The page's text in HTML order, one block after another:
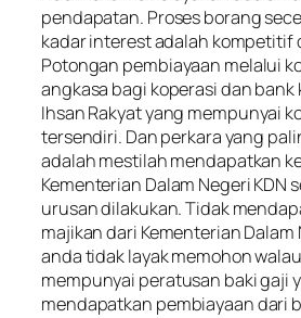
pendapatan. Proses borang
kadar interest adalah kompetitif
Potongan pembiayaan melalui
angkasa bagi koperasi dan bank
Ihsan Rakyat yang mempunyai
tersendiri. Dan perkara yang
adalah mestilah mendapatkan
Kementerian Dalam Negeri KDN
urusan dilakukan. Tidak
majikan dari Kementerian Dalam
anda tidak layak memohon
mempunyai peratusan baki gaji
mendapatkan pembiayaan dari